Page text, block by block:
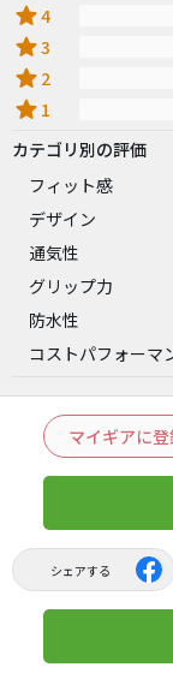
star4
star3
star 2
star 1
カテゴリ別の評価
フィット感
デザイン
通気性
グリップ力
防水性
コストパフォーマ
マイギアに
シェアする